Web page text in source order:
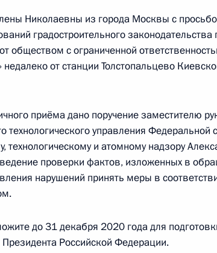
среда
года по поручению Президента
технологического
технологическому и атомному
Приёмной Президента Российской
приём граждан
21:47
по поручению Президента Российской
Николаевны из города Москвы с
градостроительного
обществом с ограниченной
от станции Толстопальцево
приёма дано поручение заместителю
технологического управления Федеральной
технологическому и атомному надзору
проверки фактов, изложенных в
нарушений принять меры в
до 31 декабря 2020 года для
Российской Федерации.